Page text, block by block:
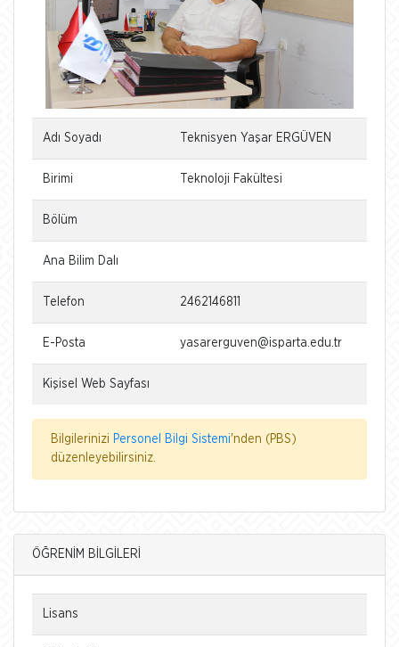
Adı Soyadı Teknisyen Yaşar ERGÜVEN
Birimi Teknoloji Fakültesi
Bölüm
Ana Bilim Dalı
Telefon 2462146811
E-Posta yasarerguven@isparta.edu.tr
Kişisel Web Sayfası
Bilgilerinizi Personel Bilgi Sistemi'nden (PBS)
düzenleyebilirsiniz.
ÖĞRENİM BİLGİLERİ
Lisans